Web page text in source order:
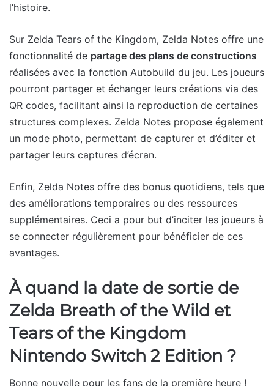
l’histoire.
Sur Zelda Tears of the Kingdom, Zelda Notes offre une
fonctionnalité de partage des plans de constructions
réalisées avec la fonction Autobuild du jeu. Les joueurs
pourront partager et échanger leurs créations via des
QR codes, facilitant ainsi la reproduction de certaines
structures complexes. ​Zelda Notes propose également
un mode photo, permettant de capturer et d’éditer et
partager leurs captures d’écran.
Enfin, Zelda Notes offre des bonus quotidiens, tels que
des améliorations temporaires ou des ressources
supplémentaires. Ceci a pour but d’inciter les joueurs à
se connecter régulièrement pour bénéficier de ces
avantages. ​
À quand la date de sortie de
Zelda Breath of the Wild et
Tears of the Kingdom
Nintendo Switch 2 Edition ?
Bonne nouvelle pour les fans de la première heure !